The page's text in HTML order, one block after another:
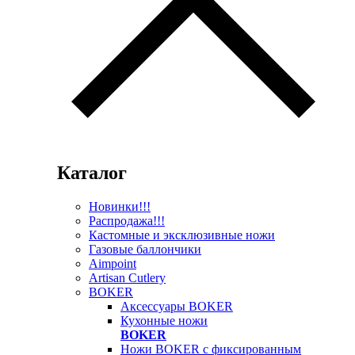
Каталог
Новинки!!!
Распродажа!!!
Кастомные и эксклюзивные ножи
Газовые баллончики
Aimpoint
Artisan Cutlery
BOKER
Аксессуары BOKER
Кухонные ножи
BOKER
Ножи BOKER с фиксированным